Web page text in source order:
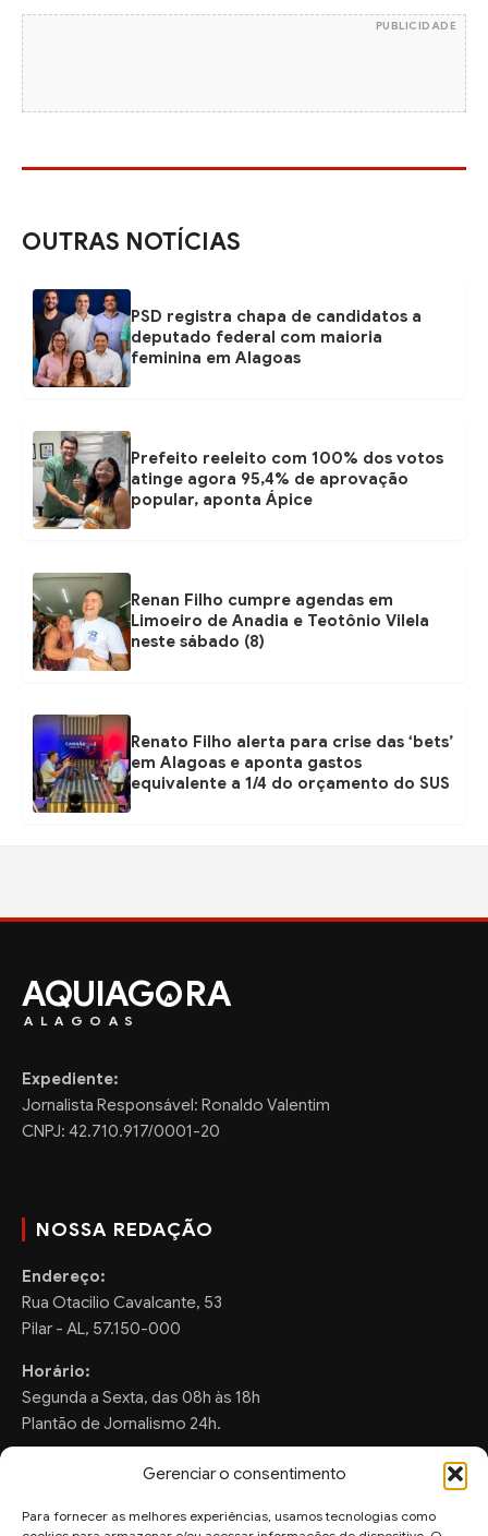
Gerenciar o consentimento
Para fornecer as melhores experiências, usamos tecnologias como
PUBLICIDADE
OUTRAS NOTÍCIAS
PSD registra chapa de candidatos a
deputado federal com maioria
feminina em Alagoas
Prefeito reeleito com 100% dos votos
atinge agora 95,4% de aprovação
popular, aponta Ápice
Renan Filho cumpre agendas em
Limoeiro de Anadia e Teotônio Vilela
neste sábado (8)
Renato Filho alerta para crise das ‘bets’
em Alagoas e aponta gastos
equivalente a 1/4 do orçamento do SUS
AQUIAG RA
ALAGOAS
Expediente:
Jornalista Responsável: Ronaldo Valentim
CNPJ: 42.710.917/0001-20
NOSSA REDAÇÃO
Endereço:
Rua Otacilio Cavalcante, 53
Pilar - AL, 57.150-000
Horário:
Segunda a Sexta, das 08h às 18h
Plantão de Jornalismo 24h.
FALE CONOSCO